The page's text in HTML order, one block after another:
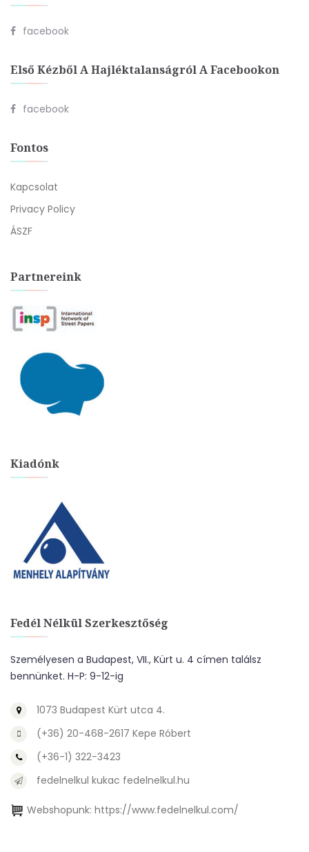
facebook
Első Kézből A Hajléktalanságról A Facebookon
facebook
Fontos
Kapcsolat
Privacy Policy
ÁSZF
Partnereink
Kiadónk
Fedél Nélkül Szerkesztőség
Személyesen a Budapest, VII., Kürt u. 4 címen találsz
bennünket. H-P: 9-12-ig
1073 Budapest Kürt utca 4.
(+36) 20-468-2617 Kepe Róbert
(+36-1) 322-3423
fedelnelkul kukac fedelnelkul.hu
Webshopunk: https://www.fedelnelkul.com/